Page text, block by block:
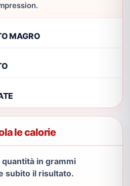
MAGRO
le calorie
in grammi
subito il risultato.